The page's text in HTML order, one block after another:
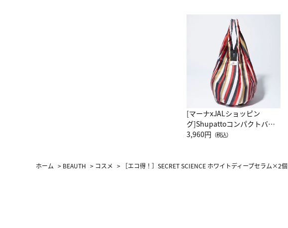
[マーナxJALショッピン
グ]Shupattoコンパクトバッ
グ Drop JAL客室乗務員
3,960円 （税込）
ホーム > BEAUTH > コスメ > ［エコ得！］SECRET SCIENCE ホワイトディープセラム×2個